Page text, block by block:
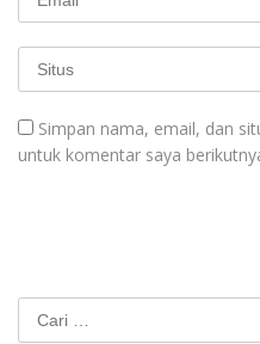
Simpan nama, email, dan
untuk komentar saya
Cari
untuk: